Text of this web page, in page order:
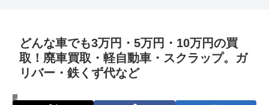
どんな車でも3万円・5万円・10万円の買
取！廃車買取・軽自動車・スクラップ。ガ
リバー・鉄くず代など
車買取